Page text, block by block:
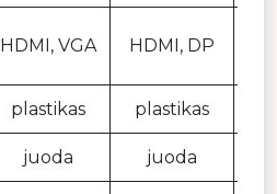
HDMI, VGA HDMI, DP
plastikas plastikas
juoda juoda